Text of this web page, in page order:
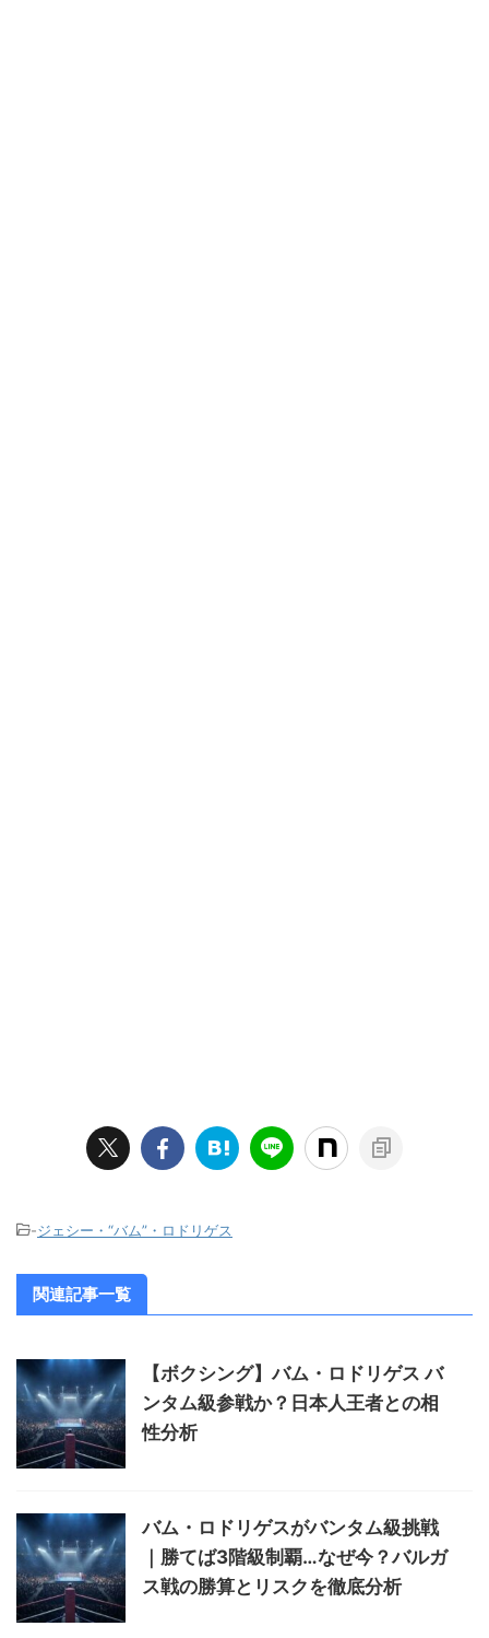
-ジェシー・“バム”・ロドリゲス
関連記事一覧
【ボクシング】バム・ロドリゲス バ
ンタム級参戦か？日本人王者との相
性分析
バム・ロドリゲスがバンタム級挑戦
｜勝てば3階級制覇…なぜ今？バルガ
ス戦の勝算とリスクを徹底分析